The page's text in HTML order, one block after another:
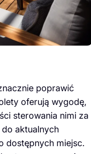
poprawić
oferują wygodę,
sterowania nimi za
aktualnych
dostępnych miejsc.